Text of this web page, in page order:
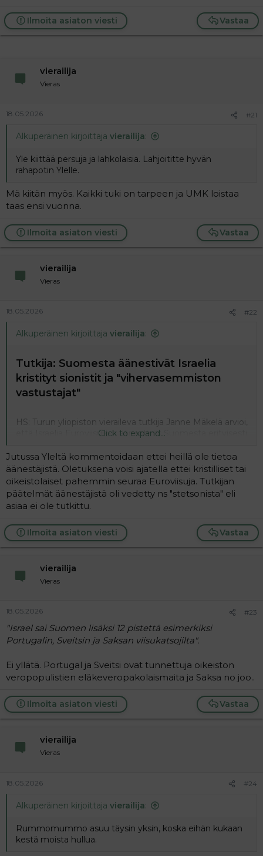
Vastaa
Ilmoita asiaton viesti
vierailija
Vieras
18.05.2026 #21
Alkuperäinen kirjoittaja vierailija:
Yle kiittää persuja ja lahkolaisia. Lahjoititte hyvän
rahapotin Ylelle.
Mä kiitän myös. Kaikki tuki on tarpeen ja UMK loistaa
taas ensi vuonna.
Vastaa
Ilmoita asiaton viesti
vierailija
Vieras
18.05.2026 #22
Alkuperäinen kirjoittaja vierailija:
Tutkija: Suomesta äänestivät Israelia
kristityt sionistit ja "vihervasemmiston
vastustajat"​
HS: Turun yliopiston vieraileva tutkija Janne Mäkelä arvioi,
että Israelia Euroviisuissa äänestivät Suomesta erityisesti
Israel sai Suomen yleisöltä täydet 12 pistettä ja sijoittui
finaalissa toiseksi 343 pisteellä.
Euroviisut | Tutkija: Suomesta äänestivät Israelia kristityt sionistit ja ”vihervasemmiston vastustajat”
Ebun tietoon ei ole tullut, että Euroviisuissa olisi
vaikutuskampanjoita.
www.hs.fi
EU-persut äänestivät Israelia, jonka takia Bulgaria voitti
Suomen Euroviisuissa, koska Balkaninmaissa ei ole niin
naapurimailleen ilman israelin hypetystä.
Click to expand...
Jutussa Yleltä kommentoidaan ettei heillä ole tietoa
äänestäjistä. Oletuksena voisi ajatella ettei kristilliset tai
oikeistolaiset pahemmin seuraa Euroviisuja. Tutkijan
päätelmät äänestäjistä oli vedetty ns "stetsonista" eli
asiaa ei ole tutkittu.
Vastaa
Ilmoita asiaton viesti
vierailija
Vieras
18.05.2026 #23
"Israel sai Suomen lisäksi 12 pistettä esimerkiksi
Portugalin, Sveitsin ja Saksan viisukatsojilta".
Ei yllätä. Portugal ja Sveitsi ovat tunnettuja oikeiston
veropopulistien eläkeveropakolaismaita ja Saksa no joo..
Vastaa
Ilmoita asiaton viesti
vierailija
Vieras
18.05.2026 #24
Alkuperäinen kirjoittaja vierailija:
Rummomummo asuu täysin yksin, koska eihän kukaan
kestä moista hullua.